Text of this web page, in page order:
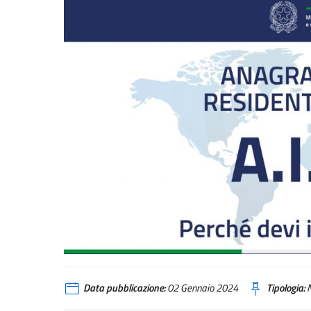
Data pubblicazione:02 Gennaio 2024 Tipologia: